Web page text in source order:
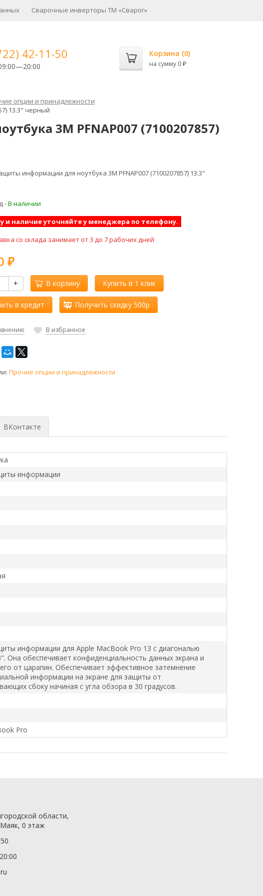
Сварочные инверторы ТМ «Сварог»
42-11-50 Корзина (0)
на сумму 0 ₽
опции и принадлежности
13.3" черный
3M PFNAP007 (7100207857)
информации для ноутбука 3M PFNAP007 (7100207857) 13.3"
-В наличии
и наличие уточняйте у менеджера по телефону.
со склада занимает от 3 до 7 рабочих дней
₽
+ В корзину Купить в 1 клик
в кредит Получить скидку 500р
В избранное
Прочие опции и принадлежности
ВКонтакте
информации
информации для Apple MacBook Pro 13 с диагональю
Она обеспечивает конфиденциальность данных экрана и
от царапин. Обеспечивает эффективное затемнение
информации на экране для защиты от
сбоку начиная с угла обзора в 30 градусов.
Pro
области,
0 этаж